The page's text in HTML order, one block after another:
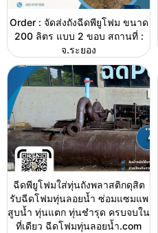
Order : จัดส่งถังฉีดพียูโฟม ขนาด
200 ลิตร แบบ 2 ขอบ สถานที่ :
จ.ระยอง
ฉีดพียูโฟมใส่ทุ่นถังพลาสติกดุสิต
รับฉีดโฟมทุ่นลอยน้ำ ซ่อมแซมแพ
สูบน้ำ ทุ่นแตก ทุ่นชำรุด ครบจบใน
ที่เดียว ฉีดโฟมทุ่นลอยน้ำ.com